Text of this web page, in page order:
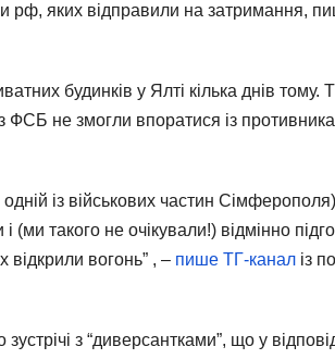
рф, яких відправили на затримання,
будинків у Ялті кілька днів тому.
ФСБ не змогли впоратися із
одній із військових частин
такого не очікували!) відмінно
відкрили вогонь” , – пише ТГ-канал із
з “диверсантками”, що у